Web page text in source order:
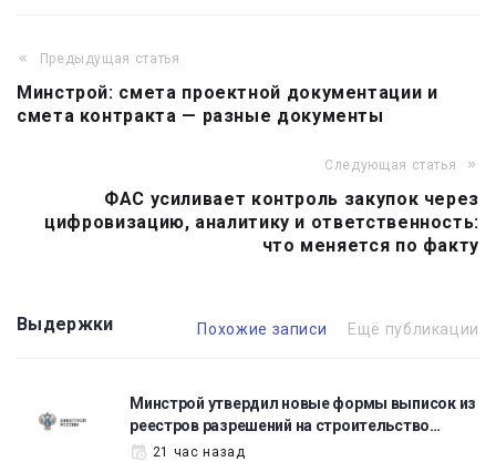
Навигация
по
Предыдущая статья
Минстрой: смета проектной документации и
смета контракта — разные документы
Следующая статья
ФАС усиливает контроль закупок через
цифровизацию, аналитику и ответственность:
что меняется по факту
Выдержки Похожие записи Ещё публикации
Минстрой утвердил новые формы выписок из
реестров разрешений на строительство…
21 час назад